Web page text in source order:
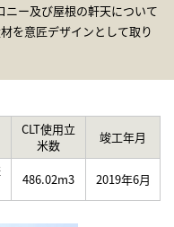
ニー及び屋根の軒天について
を意匠デザインとして取り
CLT使用立
米数
竣工年月
486.02m3 2019年6月